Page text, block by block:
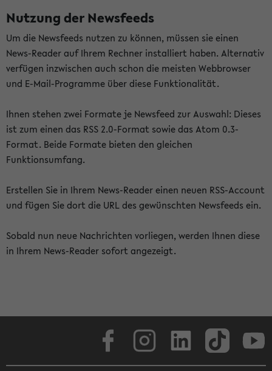
Nutzung der Newsfeeds
Um die Newsfeeds nutzen zu können, müssen sie einen
News-Reader auf Ihrem Rechner installiert haben. Alternativ
verfügen inzwischen auch schon die meisten Webbrowser
und E-Mail-Programme über diese Funktionalität.
Ihnen stehen zwei Formate je Newsfeed zur Auswahl: Dieses
ist zum einen das RSS 2.0-Format sowie das Atom 0.3-
Format. Beide Formate bieten den gleichen
Funktionsumfang.
Erstellen Sie in Ihrem News-Reader einen neuen RSS-Account
und fügen Sie dort die URL des gewünschten Newsfeeds ein.
Sobald nun neue Nachrichten vorliegen, werden Ihnen diese
in Ihrem News-Reader sofort angezeigt.